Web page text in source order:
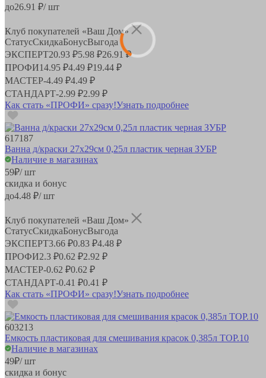
до26.91 ₽/ шт
Клуб покупателей «Ваш Дом»
СтатусСкидкаБонусВыгода
ЭКСПЕРТ20.93 ₽5.98 ₽26.91 ₽
ПРОФИ14.95 ₽4.49 ₽19.44 ₽
МАСТЕР-4.49 ₽4.49 ₽
СТАНДАРТ-2.99 ₽2.99 ₽
Как стать «ПРОФИ» сразу!Узнать подробнее
617187
Ванна д/краски 27х29см 0,25л пластик черная ЗУБР
Наличие в магазинах
59₽/ шт
скидка и бонус
до4.48 ₽/ шт
Клуб покупателей «Ваш Дом»
СтатусСкидкаБонусВыгода
ЭКСПЕРТ3.66 ₽0.83 ₽4.48 ₽
ПРОФИ2.3 ₽0.62 ₽2.92 ₽
МАСТЕР-0.62 ₽0.62 ₽
СТАНДАРТ-0.41 ₽0.41 ₽
Как стать «ПРОФИ» сразу!Узнать подробнее
603213
Емкость пластиковая для смешивания красок 0,385л ТОР.10
Наличие в магазинах
49₽/ шт
скидка и бонус